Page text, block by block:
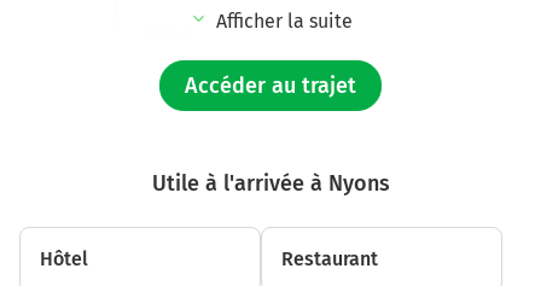
Tourner à droite sur N6 (Quai Jean Moulin) et
continuer sur 2,1 kilomètres
Continuer N6 (Quai du Docteur Gailleton) sur 70
Afficher la suite
Accéder au trajet
Utile à l'arrivée à Nyons
Hôtel Restaurant